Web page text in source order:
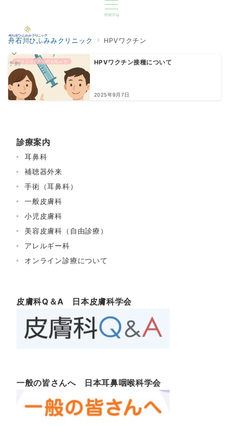
menu
予約
舟石川ひふみみクリニック HPVワクチン
クリニックからのお知らせ HPVワクチン接種について
2025年9月7日
診療案内
耳鼻科
補聴器外来
手術（耳鼻科）
一般皮膚科
小児皮膚科
美容皮膚科（自由診療）
アレルギー科
オンライン診療について
皮膚科Q＆A 日本皮膚科学会
一般の皆さんへ 日本耳鼻咽喉科学会